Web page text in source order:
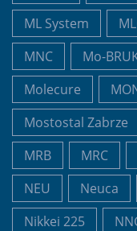
ML System
MNC
Mo-
Molecure
Mostostal Zabrze
MRB
MRC
NEU
Neuca
Nikkei 225